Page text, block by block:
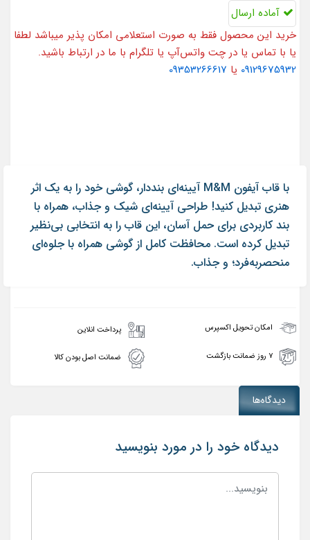
آماده ارسال
خرید این محصول فقط به صورت استعلامی امکان پذیر میباشد لطفا
یا با تماس یا در چت واتس‌آپ یا تلگرام با ما در ارتباط باشید.
09129675932 یا 09353266617
با قاب آیفون M&M آیینه‌ای بنددار، گوشی خود را به یک اثر
هنری تبدیل کنید! طراحی آیینه‌ای شیک و جذاب، همراه با
بند کاربردی برای حمل آسان، این قاب را به انتخابی بی‌نظیر
تبدیل کرده است. محافظت کامل از گوشی همراه با جلوه‌ای
منحصربه‌فرد؛ و جذاب.
امکان تحویل اکسپرس پرداخت انلاین
۷ روز ضمانت بازگشت ضمانت اصل بودن کالا
دیدگاه‌ها
دیدگاه خود را در مورد بنویسید